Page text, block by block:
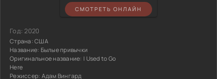
СМОТРЕТЬ ОНЛАЙН
Год:2020
Страна:США
Название: Былые привычки
Оригинальное название: I Used to Go
Here
Режиссер: Адам Вингард